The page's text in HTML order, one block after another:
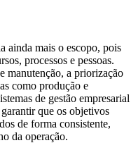
ainda mais o escopo, pois
processos e pessoas.
manutenção, a priorização
como produção e
de gestão empresarial
que os objetivos
de forma consistente,
da operação.